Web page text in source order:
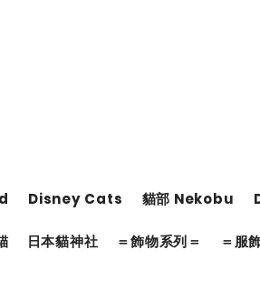
Disney Cats 貓部 Nekobu
日本貓神社 ＝飾物系列＝ ＝服